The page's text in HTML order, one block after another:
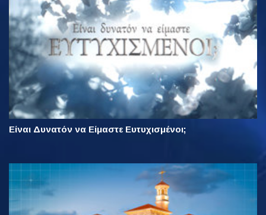
Είναι Δυνατόν να Είμαστε Ευτυχισμένοι;